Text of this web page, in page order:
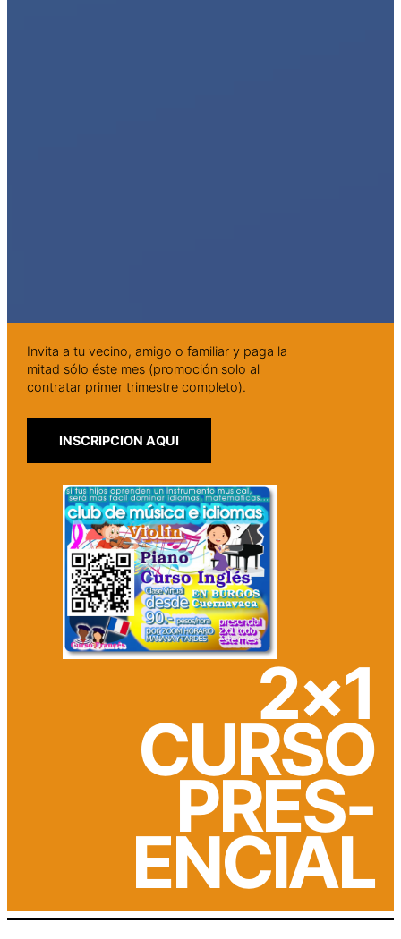
Invita a tu vecino, amigo o familiar y paga la
mitad sólo éste mes (promoción solo al
contratar primer trimestre completo).
INSCRIPCION AQUI
2×1
CURSO
PRES-
ENCIAL